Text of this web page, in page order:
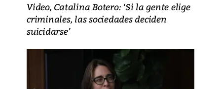
Video, Catalina Botero: ‘Si la gente elige
criminales, las sociedades deciden
suicidarse’